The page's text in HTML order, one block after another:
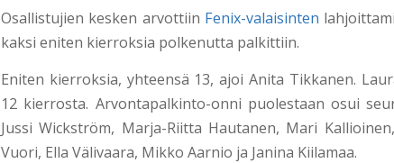
Osallistujien kesken arvottiin Fenix-valaisinten
kaksi eniten kierroksia polkenutta palkittiin.
Eniten kierroksia, yhteensä 13, ajoi Anita Tikkanen.
12 kierrosta. Arvontapalkinto-onni puolestaan osui
Jussi Wickström, Marja-Riitta Hautanen, Mari
Vuori, Ella Välivaara, Mikko Aarnio ja Janina Kiilamaa.